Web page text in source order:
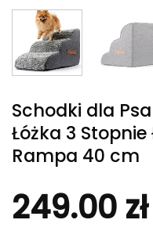
Schodki dla
Łóżka 3
Rampa 40 cm
249.00 zł